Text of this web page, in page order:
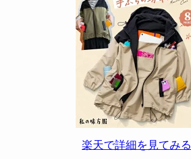
楽天で詳細を見てみる